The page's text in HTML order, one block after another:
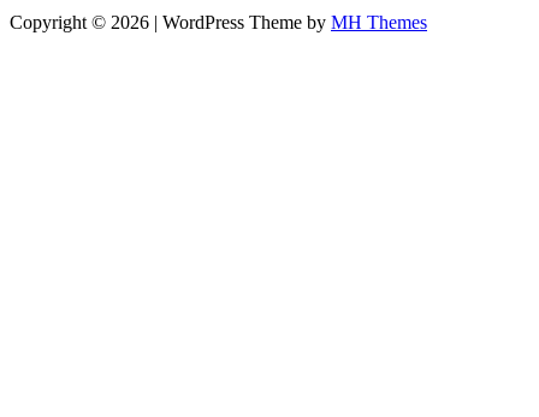
Copyright © 2026 | WordPress Theme by MH Themes